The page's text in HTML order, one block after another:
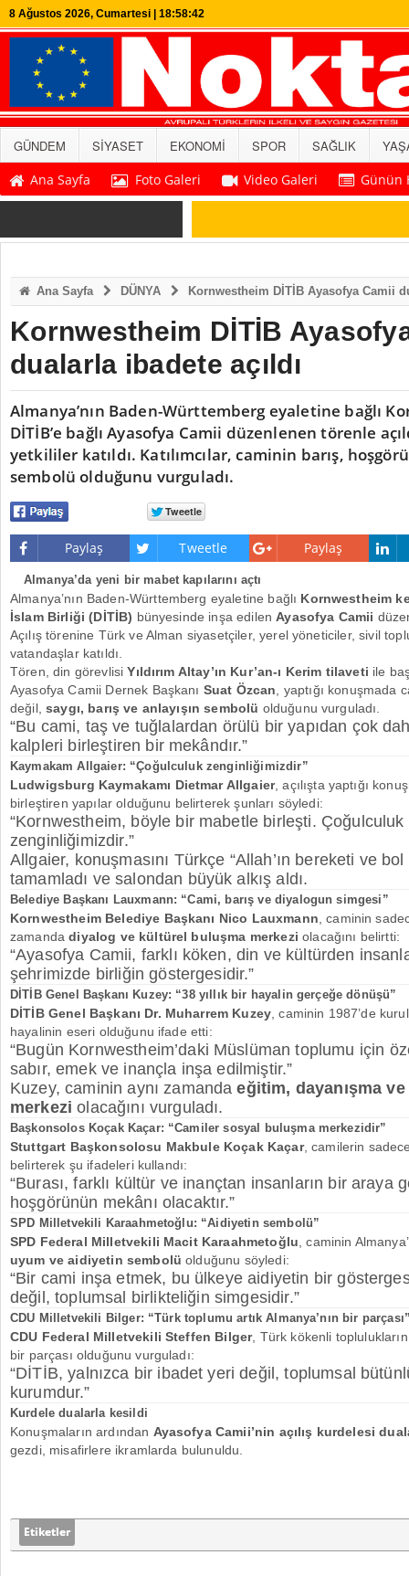
8 Ağustos 2026, Cumartesi | 18:58:43
GÜNDEM SİYASET EKONOMİ SPOR SAĞLIK
Ana Sayfa
Foto Galeri Video Galeri Günün
Ana Sayfa DÜNYA Kornwestheim DİTİB Ayasofya Camii
Kornwestheim DİTİB
dualarla ibadete açıldı
Almanya’nın Baden-Württemberg eyaletine bağlı
DİTİB’e bağlı Ayasofya Camii düzenlenen törenle
yetkililer katıldı. Katılımcılar, caminin barış,
sembolü olduğunu vurguladı.
Paylaş Tweetle Paylaş
Almanya’da yeni bir mabet kapılarını açtı
Almanya’nın Baden-Württemberg eyaletine bağlı Kornwestheim
İslam Birliği (DİTİB) bünyesinde inşa edilen Ayasofya Camii
Açılış törenine Türk ve Alman siyasetçiler, yerel yöneticiler, sivil
vatandaşlar katıldı.
Tören, din görevlisiYıldırım Altay’ın Kur’an-ı Kerim tilaveti ile
Ayasofya Camii Dernek Başkanı Suat Özcan , yaptığı
değil,saygı, barış ve anlayışın sembolü olduğunu vurguladı.
“Bu cami, taş ve tuğlalardan örülü bir yapıdan çok
kalpleri birleştiren bir mekândır.”
Kaymakam Allgaier: “Çoğulculuk zenginliğimizdir”
Ludwigsburg Kaymakamı Dietmar Allgaier, açılışta yaptığı
birleştiren yapılar olduğunu belirterek şunları söyledi:
“Kornwestheim, böyle bir mabetle birleşti. Çoğulculuk
zenginliğimizdir.”
Allgaier, konuşmasını Türkçe “Allah’ın bereketi ve
tamamladı ve salondan büyük alkış aldı.
Belediye Başkanı Lauxmann: “Cami, barış ve diyalogun simgesi”
Kornwestheim Belediye Başkanı Nico Lauxmann , caminin
zamandadiyalog ve kültürel buluşma merkezi olacağını belirtti:
“Ayasofya Camii, farklı köken, din ve kültürden
şehrimizde birliğin göstergesidir.”
DİTİB Genel Başkanı Kuzey: “38 yıllık bir hayalin gerçeğe dönüşü”
DİTİB Genel Başkanı Dr. Muharrem Kuzey , caminin 1987’de
hayalinin eseri olduğunu ifade etti:
“Bugün Kornwestheim’daki Müslüman toplumu için
sabır, emek ve inançla inşa edilmiştir.”
Kuzey, caminin aynı zamandaeğitim, dayanışma
merkezi olacağını vurguladı.
Başkonsolos Koçak Kaçar: “Camiler sosyal buluşma merkezidir”
Stuttgart Başkonsolosu Makbule Koçak Kaçar, camilerin
belirterek şu ifadeleri kullandı:
“Burası, farklı kültür ve inançtan insanların bir araya
hoşgörünün mekânı olacaktır.”
SPD Milletvekili Karaahmetoğlu: “Aidiyetin sembolü”
SPD Federal Milletvekili Macit Karaahmetoğlu , caminin
uyum ve aidiyetin sembolü olduğunu söyledi:
“Bir cami inşa etmek, bu ülkeye aidiyetin bir
değil, toplumsal birlikteliğin simgesidir.”
CDU Milletvekili Bilger: “Türk toplumu artık Almanya’nın bir
CDU Federal Milletvekili Steffen Bilger, Türk kökenli
bir parçası olduğunu vurguladı:
“DİTİB, yalnızca bir ibadet yeri değil, toplumsal
kurumdur.”
Kurdele dualarla kesildi
Konuşmaların ardından Ayasofya Camii’nin açılış kurdelesi
gezdi, misafirlere ikramlarda bulunuldu.
Etiketler